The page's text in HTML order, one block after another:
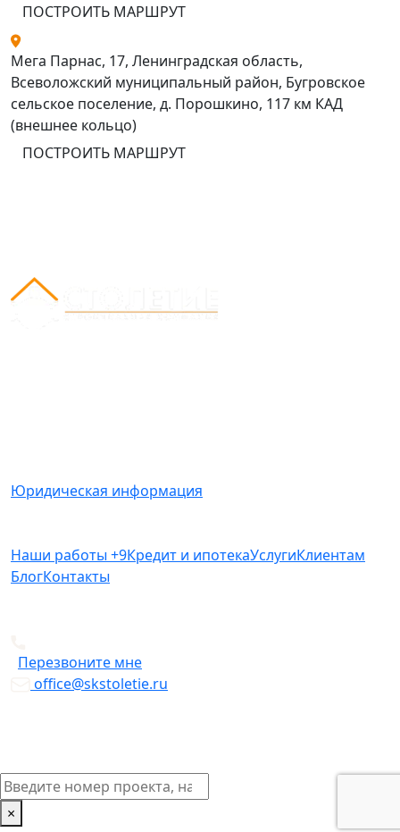
ПОСТРОИТЬ МАРШРУТ
Мега Парнас, 17, Ленинградская область,
Всеволожский муниципальный район, Бугровское
сельское поселение, д. Порошкино, 117 км КАД
(внешнее кольцо)
ПОСТРОИТЬ МАРШРУТ
Юридическая информация
Наши работы +9Кредит и ипотекаУслугиКлиентам
БлогКонтакты
Перезвоните мне
office@skstoletie.ru
×